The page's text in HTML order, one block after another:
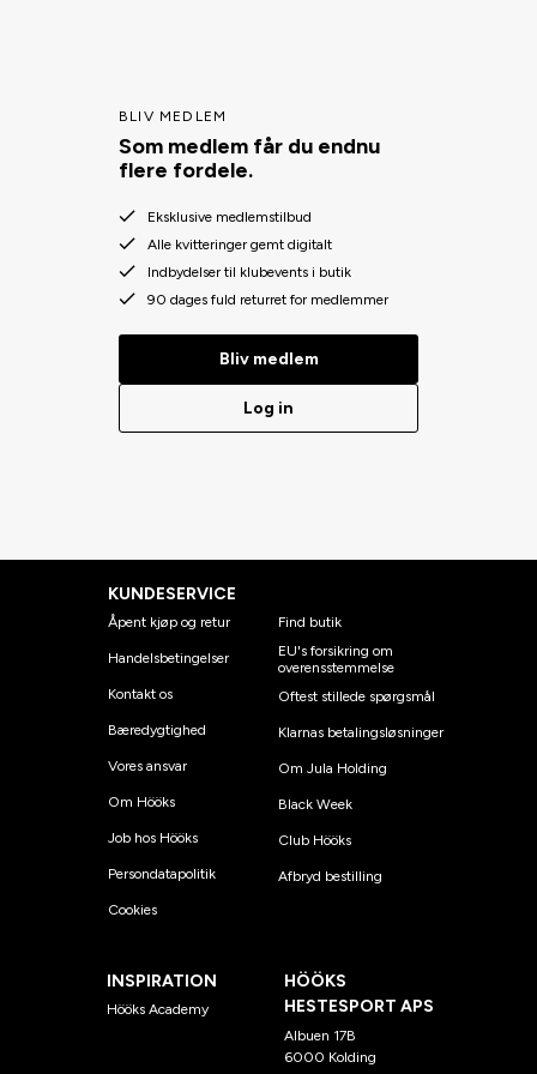
BLIV MEDLEM
Som medlem får du endnu
flere fordele.
Eksklusive medlemstilbud
Alle kvitteringer gemt digitalt
Indbydelser til klubevents i butik
90 dages fuld returret for medlemmer
Bliv medlem
Log in
KUNDESERVICE
Åpent kjøp og retur
Handelsbetingelser
Kontakt os
Bæredygtighed
Vores ansvar
Om Hööks
Job hos Hööks
Persondatapolitik
Cookies
Find butik
EU's forsikring om
overensstemmelse
Oftest stillede spørgsmål
Klarnas betalingsløsninger
Om Jula Holding
Black Week
Club Hööks
Afbryd bestilling
INSPIRATION
Hööks Academy
HÖÖKS
HESTESPORT APS
Albuen 17B
6000 Kolding